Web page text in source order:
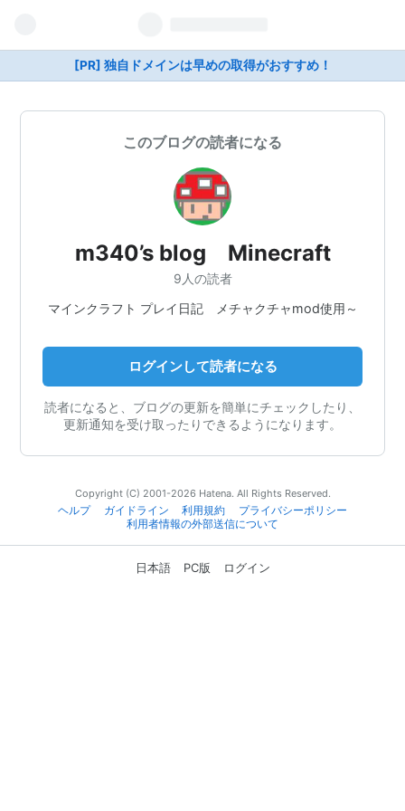
[PR] 独自ドメインは早めの取得がおすすめ！
このブログの読者になる
m340’s blog Minecraft
9人の読者
マインクラフト プレイ日記 メチャクチャmod使用～
ログインして読者になる
読者になると、ブログの更新を簡単にチェックしたり、
更新通知を受け取ったりできるようになります。
Copyright (C) 2001-2026 Hatena. All Rights Reserved.
ヘルプ
ガイドライン 利用規約
プライバシーポリシー
利用者情報の外部送信について
日本語 PC版 ログイン